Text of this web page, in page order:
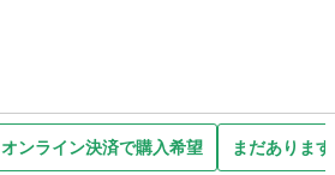
オンライン決済で購入希望 まだありま